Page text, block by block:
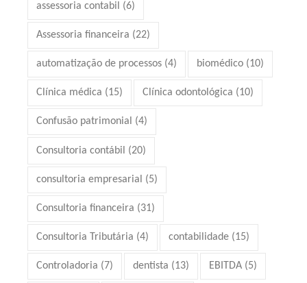
assessoria contabil (6)
Assessoria financeira (22)
automatização de processos (4) biomédico (10)
Clínica médica (15) Clínica odontológica (10)
Confusão patrimonial (4)
Consultoria contábil (20)
consultoria empresarial (5)
Consultoria financeira (31)
Consultoria Tributária (4) contabilidade (15)
Controladoria (7) dentista (13) EBITDA (5)